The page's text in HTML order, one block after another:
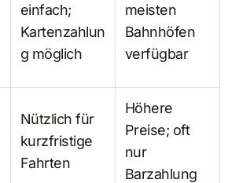
einfach;
Kartenzahlun
g möglich
meisten
Bahnhöfen
verfügbar
Nützlich für
kurzfristige
Fahrten
Höhere
Preise; oft
nur
Barzahlung